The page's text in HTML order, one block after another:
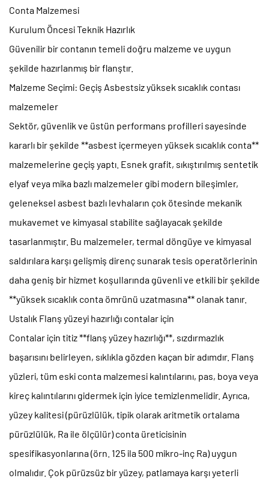
Conta Malzemesi
Kurulum Öncesi Teknik Hazırlık
Güvenilir bir contanın temeli doğru malzeme ve uygun
şekilde hazırlanmış bir flanştır.
Malzeme Seçimi: Geçiş Asbestsiz yüksek sıcaklık contası
malzemeler
Sektör, güvenlik ve üstün performans profilleri sayesinde
kararlı bir şekilde **asbest içermeyen yüksek sıcaklık conta**
malzemelerine geçiş yaptı. Esnek grafit, sıkıştırılmış sentetik
elyaf veya mika bazlı malzemeler gibi modern bileşimler,
geleneksel asbest bazlı levhaların çok ötesinde mekanik
mukavemet ve kimyasal stabilite sağlayacak şekilde
tasarlanmıştır. Bu malzemeler, termal döngüye ve kimyasal
saldırılara karşı gelişmiş direnç sunarak tesis operatörlerinin
daha geniş bir hizmet koşullarında güvenli ve etkili bir şekilde
**yüksek sıcaklık conta ömrünü uzatmasına** olanak tanır.
Ustalık Flanş yüzeyi hazırlığı contalar için
Contalar için titiz **flanş yüzey hazırlığı**, sızdırmazlık
başarısını belirleyen, sıklıkla gözden kaçan bir adımdır. Flanş
yüzleri, tüm eski conta malzemesi kalıntılarını, pas, boya veya
kireç kalıntılarını gidermek için iyice temizlenmelidir. Ayrıca,
yüzey kalitesi (pürüzlülük, tipik olarak aritmetik ortalama
pürüzlülük, Ra ile ölçülür) conta üreticisinin
spesifikasyonlarına (örn. 125 ila 500 mikro-inç Ra) uygun
olmalıdır. Çok pürüzsüz bir yüzey, patlamaya karşı yeterli